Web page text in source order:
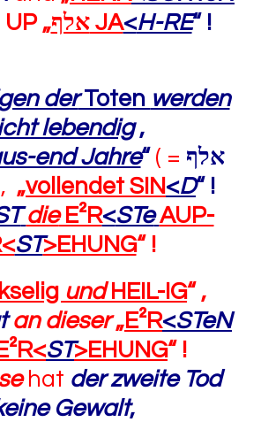
„אלףJA<H-RE“ !
derToten werden
lebendig,
end Jahre“ ( = אלף
„vollendet SIN<D“ !
dieE²R<STe AUP-
ST>EHUNG“ !
undHEIL-IG“ ,
an dieser„E²R<STeN
ST>EHUNG“ !
hat der zweite Tod
Gewalt,